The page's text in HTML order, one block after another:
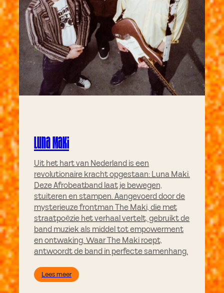
Luna Maki
Uit het hart van Nederland is een
revolutionaire kracht opgestaan: Luna Maki.
Deze Afrobeatband laat je bewegen,
stuiteren en stampen. Aangevoerd door de
mysterieuze frontman The Maki, die met
straatpoëzie het verhaal vertelt, gebruikt de
band muziek als middel tot empowerment
en ontwaking. Waar The Maki roept,
antwoordt de band in perfecte samenhang.
Lees meer